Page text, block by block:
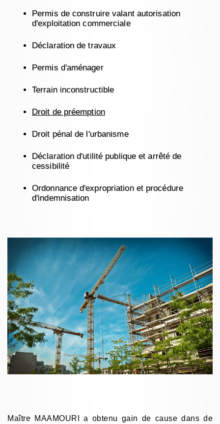
Permis de construire valant autorisation
d'exploitation commerciale
Déclaration de travaux
Permis d'aménager
Terrain inconstructible
Droit de préemption
Droit pénal de l'urbanisme
Déclaration d'utilité publique et arrêté de
cessibilité
Ordonnance d'expropriation et procédure
d'indemnisation
Maître MAAMOURI a obtenu gain de cause dans de